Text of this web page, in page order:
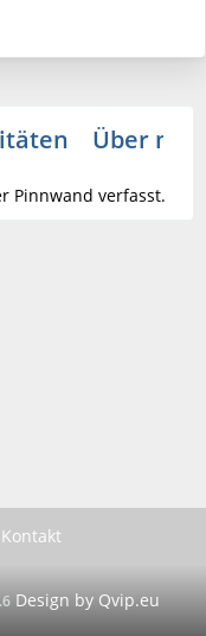
Über
Pinnwand verfasst.
Kontakt